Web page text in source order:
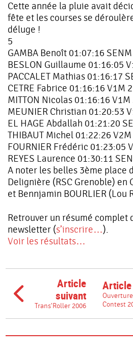
Cette année la pluie avait
fête et les courses se
déluge !
5
GAMBA Benoît 01:07:16
BESLON Guillaume 01:16:05
PACCALET Mathias 01:16:17
CETRE Fabrice 01:16:16 V1M
MITTON Nicolas 01:16:16 V1M
MEUNIER Christian 01:20:53
EL HAGE Abdallah 01:21:20
THIBAUT Michel 01:22:26 V2M
FOURNIER Frédéric 01:23:05
REYES Laurence 01:30:11
A noter les belles 3ème place
Delignière (RSC Grenoble) en
et Bennjamin BOURLIER (Lou
Retrouver un résumé complet
newsletter (s’inscrire…).
Voir les résultats…
Article
suivant
Trans'Roller 2006
Article
Contest